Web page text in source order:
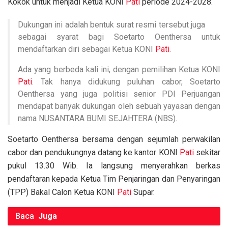
o
k
p
p
k
Dukungan ini adalah bentuk surat resmi tersebut juga
sebagai syarat bagi Soetarto Oenthersa untuk
mendaftarkan diri sebagai Ketua KONI Pati
Ada yang berbeda kali ini, dengan pemilihan Ketua KONI
Pati . Tak hanya didukung puluhan cabor, Soetarto
Oenthersa yang juga politisi senior PDI Perjuangan
mendapat banyak dukungan oleh sebuah yayasan dengan
nama NUSANTARA BUMI SEJAHTERA (NBS).
Soetarto Oenthersa bersama dengan sejumlah perwakilan
cabor dan pendukungnya datang ke kantor KONI Patisekitar
pukul 13.30 Wib. Ia langsung menyerahkan berkas
pendaftaran kepada Ketua Tim Penjaringan dan Penyaringan
(TPP) Bakal Calon Ketua KONI Pati Supar.
Baca Juga